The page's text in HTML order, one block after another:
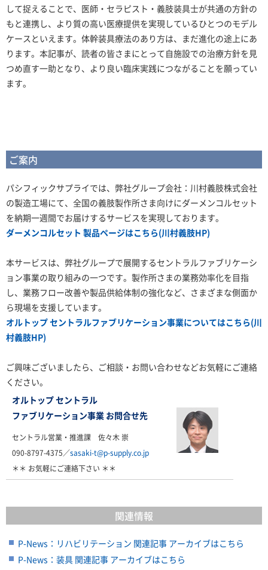
して捉えることで、医師・セラピスト・義肢装具士が共通の方針の
もと連携し、より質の高い医療提供を実現しているひとつのモデル
ケースといえます。体幹装具療法のあり方は、まだ進化の途上にあ
ります。本記事が、読者の皆さまにとって自施設での治療方針を見
つめ直す一助となり、より良い臨床実践につながることを願ってい
ます。
ご案内
パシフィックサプライでは、弊社グループ会社：川村義肢株式会社
の製造工場にて、全国の義肢製作所さま向けにダーメンコルセット
を納期一週間でお届けするサービスを実現しております。
ダーメンコルセット 製品ページはこちら(川村義肢HP)
本サービスは、弊社グループで展開するセントラルファブリケーシ
ョン事業の取り組みの一つです。製作所さまの業務効率化を目指
し、業務フロー改善や製品供給体制の強化など、さまざまな側面か
ら現場を支援しています。
オルトップ セントラルファブリケーション事業についてはこちら(川
村義肢HP)
ご興味ございましたら、ご相談・お問い合わせなどお気軽にご連絡
ください。
オルトップ セントラル
ファブリケーション事業 お問合せ先
セントラル営業・推進課 佐々木 崇
090-8797-4375／sasaki-t@p-supply.co.jp
＊＊ お気軽にご連絡下さい ＊＊
関連情報
P-News：リハビリテーション 関連記事 アーカイブはこちら
P-News：装具 関連記事 アーカイブはこちら